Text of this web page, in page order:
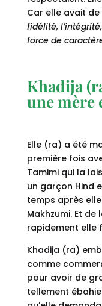
Car elle avait
fidélité,
force de
Khadija
une mère
Elle (ra) a été
première fois
Tamimi qui la
un garçon Hind
temps après
Makhzumi. Et de
rapidement elle
Khadija (ra)
comme
pour avoir de
tellement